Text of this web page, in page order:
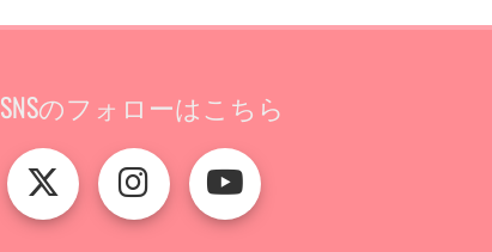
SNSのフォローはこちら